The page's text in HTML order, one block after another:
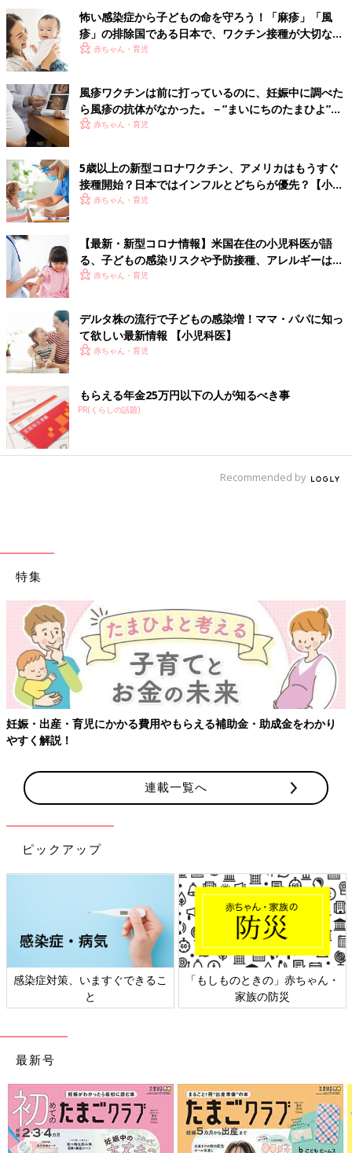
怖い感染症から子どもの命を守ろう！「麻疹」「風
疹」の排除国である日本で、ワクチン接種が大切な理
由とは？【小児科医】
赤ちゃん・育児
風疹ワクチンは前に打っているのに、妊娠中に調べた
ら風疹の抗体がなかった。－”まいにちのたまひよ”の
体験談
赤ちゃん・育児
5歳以上の新型コロナワクチン、アメリカはもうすぐ
接種開始？日本ではインフルとどちらが優先？【小児
科医】
赤ちゃん・育児
【最新・新型コロナ情報】米国在住の小児科医が語
る、子どもの感染リスクや予防接種、アレルギーは大
丈夫？
赤ちゃん・育児
デルタ株の流行で子どもの感染増！ママ・パパに知っ
て欲しい最新情報 【小児科医】
赤ちゃん・育児
もらえる年金25万円以下の人が知るべき事
PR(くらしの話題)
Recommended by
特集
妊娠・出産・育児にかかる費用やもらえる補助金・助成金をわかり
やすく解説！
連載一覧へ
ピックアップ
感染症対策、いますぐできるこ
と
「もしものときの」赤ちゃん・
家族の防災
最新号